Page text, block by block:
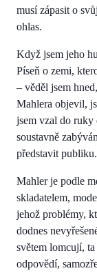
musí zápasit o
ohlas.
Když jsem jeho
Píseň o zemi,
– věděl jsem
Mahlera objevil,
jsem vzal do ruky
soustavně
představit publiku.
Mahler je podle
skladatelem,
jehož problémy,
dodnes
světem lomcují,
odpovědí,